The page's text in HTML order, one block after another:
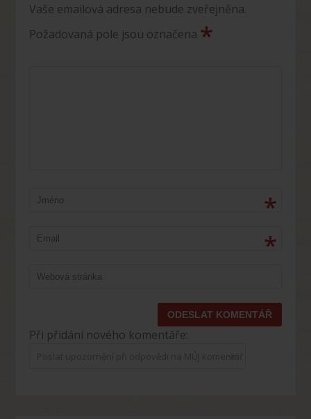
Vaše emailová adresa nebude zveřejněna.
Požadovaná pole jsou označena *
*
*
Při přidání nového komentáře: